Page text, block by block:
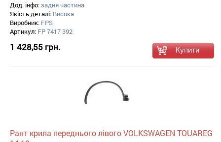
Дод. інфо:задня частина
Якість деталі: Висока
Виробник: FPS
Артикул: FP 7417 392
1 428,55 грн.
Рант крила переднього лівого VOLKSWAGEN TOUAREG